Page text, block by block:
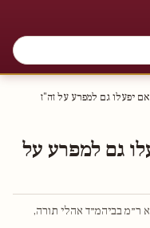
יפעלו גם למפרע על זה"ז
גם למפרע על
ר״מ בביהמ״ד אהלי תורה,